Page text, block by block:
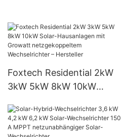
Foxtech Residential 2kW
3kW 5kW 8kW 10kW
Growatt netzgekoppeltem
Wechselrichter – Hersteller